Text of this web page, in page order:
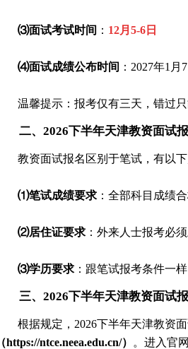
⑶面试考试时间 ： 12月5-6日
⑷面试成绩公布时间 ：2027年1月7
温馨提示：报考仅有三天，错过只
二、2026下半年天津教资面试
教资面试报名区别于笔试，有以下
⑴笔试成绩要求 ：全部科目成绩
⑵居住证要求 ：外来人士报考必
⑶学历要求 ：跟笔试报考条件一
三、2026下半年天津教资面试
根据规定，2026下半年天津教资
（https://ntce.neea.edu.cn/）
。进入官